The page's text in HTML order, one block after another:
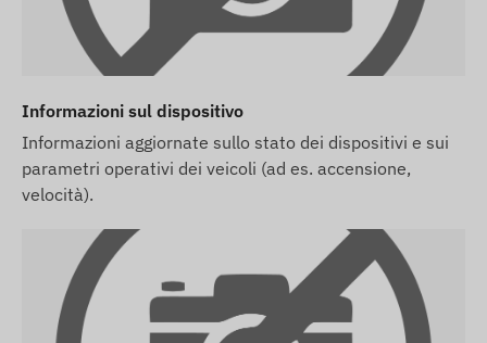
Informazioni sul dispositivo
Informazioni aggiornate sullo stato dei dispositivi e sui
parametri operativi dei veicoli (ad es. accensione,
velocità).